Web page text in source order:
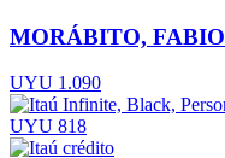
MORÁBITO, FABIO
UYU 1.090
UYU 818